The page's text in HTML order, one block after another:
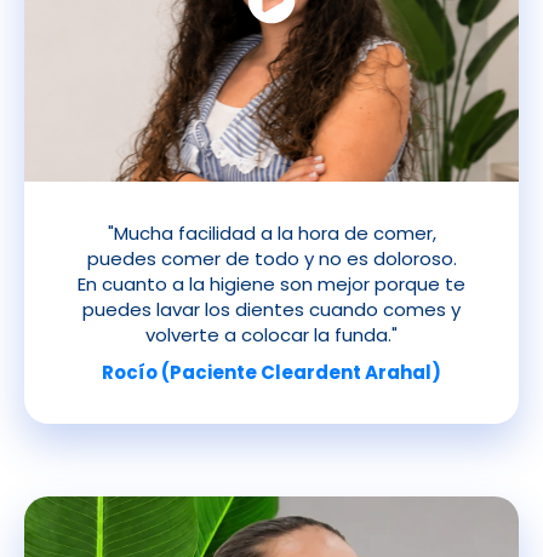
"Mucha facilidad a la hora de comer,
puedes comer de todo y no es doloroso.
En cuanto a la higiene son mejor porque te
puedes lavar los dientes cuando comes y
volverte a colocar la funda."
Rocío (Paciente Cleardent Arahal)